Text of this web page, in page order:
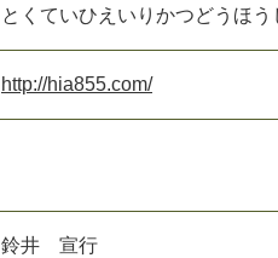
とくていひえいりかつどうほ
http://hia855.com/
鈴井 宣行